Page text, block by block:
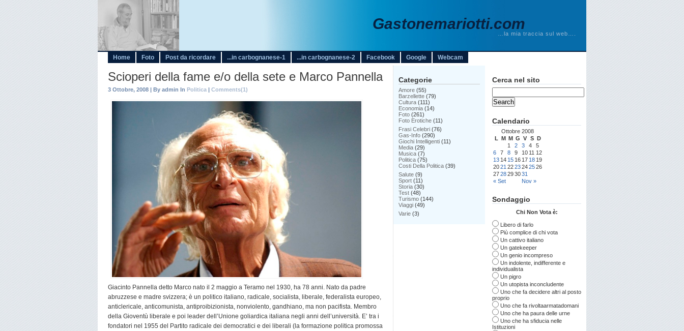
Gastonemariotti.com
…la mia traccia sul web….
Home Foto Post da ricordare ...in carbognanese-1 ...in carbognanese-2 Facebook Google Webcam
Scioperi della fame e/o della sete e Marco Pannella
3 Ottobre, 2008 | By admin In Politica | Comments(1)
Giacinto Pannella detto Marco nato il 2 maggio a Teramo nel 1930, ha 78 anni. Nato da padre
abruzzese e madre svizzera; è un politico italiano, radicale, socialista, liberale, federalista europeo,
anticlericale, anticomunista, antiproibizionista, nonviolento, gandhiano, ma non pacifista. Membro
della Gioventù liberale e poi leader dell’Unione goliardica italiana negli anni dell’università. E’ tra i
fondatori nel 1955 del Partito radicale dei democratici e dei liberali (la formazione politica promossa
Categorie
Amore (55)
Barzellette (79)
Cultura (111)
Economia (14)
Foto (261)
Foto Erotiche (11)
Frasi Celebri (76)
Gas-Info (290)
Giochi Intelligenti (11)
Media (29)
Musica (7)
Politica (75)
Costi Della Politica (39)
Salute (9)
Sport (11)
Storia (30)
Test (48)
Turismo (144)
Viaggi (49)
Varie (3)
Cerca nel sito
Calendario
Ottobre 2008
L M M G V S D
« Set Nov »
1 2 3 4
5
6
7 8 9 10 11 12
13 14 15 16 17 18 19
2021 2223242526
2728293031
Sondaggio
Chi Non Vota è:
Libero di farlo
Più complice di chi vota
Un cattivo italiano
Un gatekeeper
Un genio incompreso
Un indolente, indifferente e
individualista
Un pigro
Un utopista inconcludente
Uno che fa decidere altri al posto
proprio
Uno che fa rivoltaarmatadomani
Uno che ha paura delle urne
Uno che ha sfiducia nelle
Istituzioni